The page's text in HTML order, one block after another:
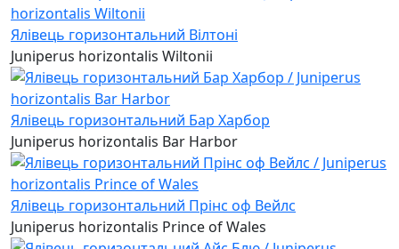
Ялівець горизонтальний Вілтоні
Juniperus horizontalis Wiltonii
Ялівець горизонтальний Бар Харбор
Juniperus horizontalis Bar Harbor
Ялівець горизонтальний Прінс оф Вейлс
Juniperus horizontalis Prince of Wales